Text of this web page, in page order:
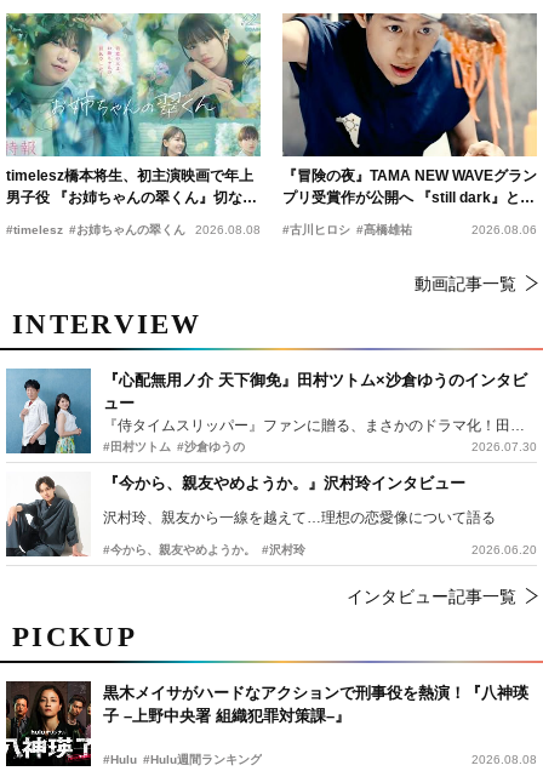
PICKUP
黒木メイサがハードなアクションで刑事役を熱演！『八神瑛
子 –上野中央署 組織犯罪対策課–』
#Hulu #Hulu週間ランキング 2026.08.08
timelesz橋本将生、初主演映画で年上
男子役 『お姉ちゃんの翠くん』切ない
恋の幕開けを予感
#timelesz #お姉ちゃんの翠くん 2026.08.08
『冒険の夜』TAMA NEW WAVEグラン
プリ受賞作が公開へ 『still dark』と同
時上映決定
#古川ヒロシ #髙橋雄祐 2026.08.06
動画記事一覧
INTERVIEW
『心配無用ノ介 天下御免』田村ツトム×沙倉ゆうのインタビ
ュー
『侍タイムスリッパー』ファンに贈る、まさかのドラマ化！田村ツトム×沙倉ゆうのが語る『心配無用ノ介』撮影秘話
#田村ツトム #沙倉ゆうの 2026.07.30
『今から、親友やめようか。』沢村玲インタビュー
沢村玲、親友から一線を越えて…理想の恋愛像について語る
#今から、親友やめようか。 #沢村玲 2026.06.20
インタビュー記事一覧